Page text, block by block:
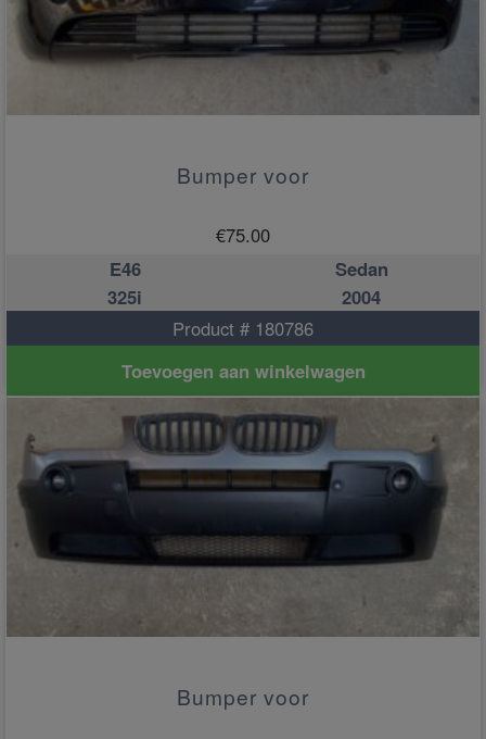
Bumper voor
€75.00
E46
Sedan
325i
2004
Product # 180786
Toevoegen aan winkelwagen
Bumper voor